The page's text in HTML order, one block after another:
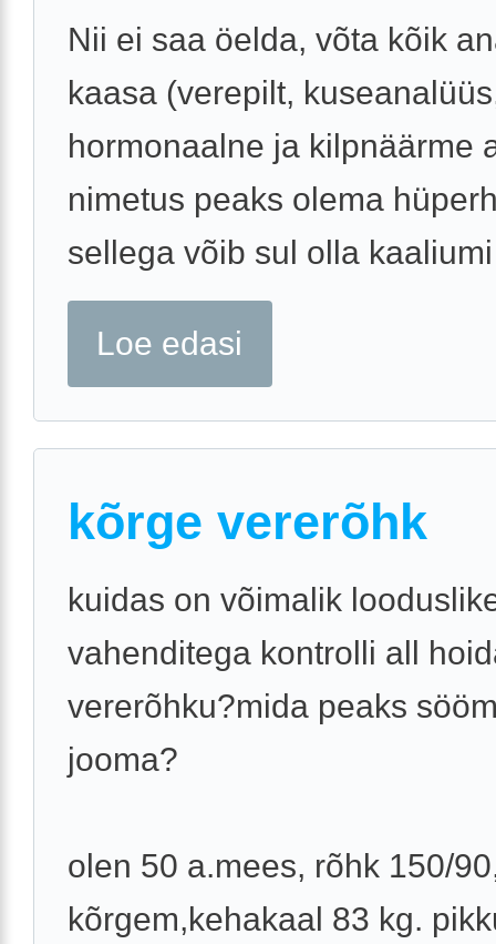
Nii ei saa öelda, võta kõik
kaasa (verepilt,
hormonaalne ja kilpnäärme
nimetus peaks olema
sellega võib sul olla
Loe edasi
kõrge vererõhk
kuidas on võimalik
vahenditega kontrolli all
vererõhku?mida peaks
jooma?
olen 50 a.mees, rõhk 150/
kõrgem,kehakaal 83 kg.